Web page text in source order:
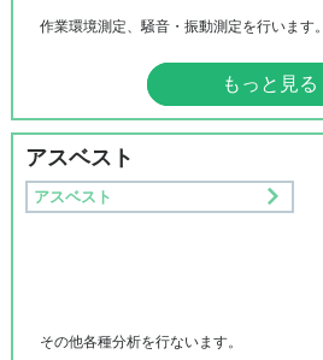
作業環境測定、騒音・振動測定を行います。
もっと見る
アスベスト
アスベスト
その他各種分析を行ないます。